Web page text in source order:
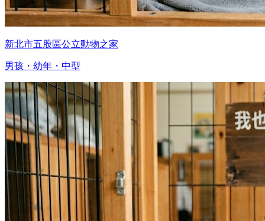
新北市五股區公立動物之家
男孩・幼年・中型